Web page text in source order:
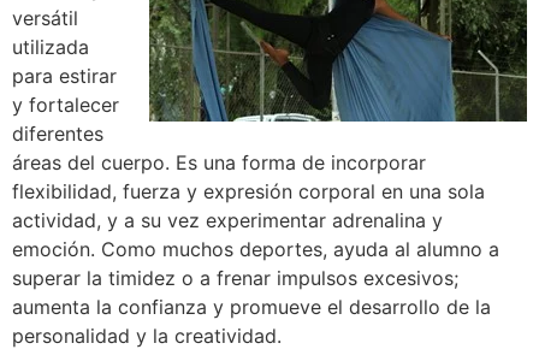
versátil
utilizada
para estirar
y fortalecer
diferentes
áreas del cuerpo. Es una forma de incorporar
flexibilidad, fuerza y expresión corporal en una sola
actividad, y a su vez experimentar adrenalina y
emoción. Como muchos deportes, ayuda al alumno a
superar la timidez o a frenar impulsos excesivos;
aumenta la confianza y promueve el desarrollo de la
personalidad y la creatividad.